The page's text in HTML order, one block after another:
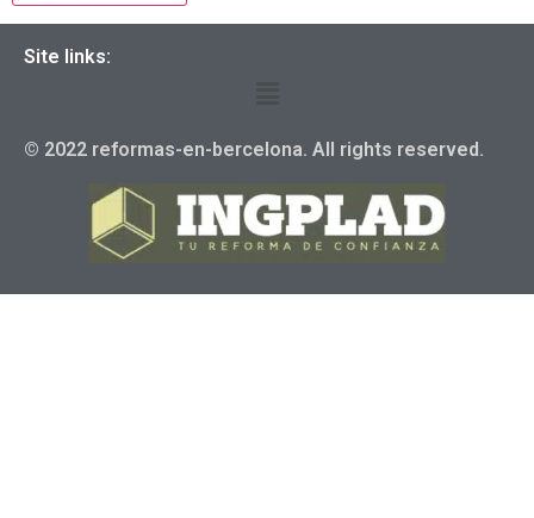
Site links:
© 2022 reformas-en-bercelona. All rights reserved.